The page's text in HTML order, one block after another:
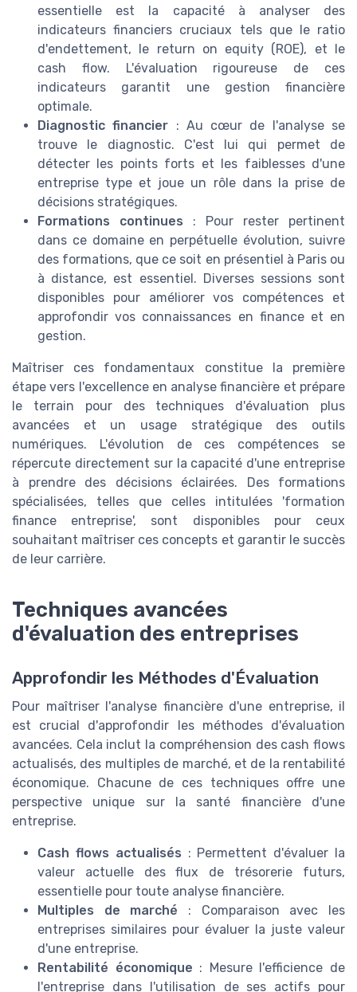
essentielle est la capacité à analyser des
indicateurs financiers cruciaux tels que le ratio
d'endettement, le return on equity (ROE), et le
cash flow. L'évaluation rigoureuse de ces
indicateurs garantit une gestion financière
optimale.
Diagnostic financier : Au cœur de l'analyse se
trouve le diagnostic. C'est lui qui permet de
détecter les points forts et les faiblesses d'une
entreprise type et joue un rôle dans la prise de
décisions stratégiques.
Formations continues : Pour rester pertinent
dans ce domaine en perpétuelle évolution, suivre
des formations, que ce soit en présentiel à Paris ou
à distance, est essentiel. Diverses sessions sont
disponibles pour améliorer vos compétences et
approfondir vos connaissances en finance et en
gestion.
Maîtriser ces fondamentaux constitue la première
étape vers l'excellence en analyse financière et prépare
le terrain pour des techniques d'évaluation plus
avancées et un usage stratégique des outils
numériques. L'évolution de ces compétences se
répercute directement sur la capacité d'une entreprise
à prendre des décisions éclairées. Des formations
spécialisées, telles que celles intitulées 'formation
finance entreprise', sont disponibles pour ceux
souhaitant maîtriser ces concepts et garantir le succès
de leur carrière.
Techniques avancées
d'évaluation des entreprises
Approfondir les Méthodes d'Évaluation
Pour maîtriser l'analyse financière d'une entreprise, il
est crucial d'approfondir les méthodes d'évaluation
avancées. Cela inclut la compréhension des cash flows
actualisés, des multiples de marché, et de la rentabilité
économique. Chacune de ces techniques offre une
perspective unique sur la santé financière d'une
entreprise.
Cash flows actualisés : Permettent d'évaluer la
valeur actuelle des flux de trésorerie futurs,
essentielle pour toute analyse financière.
Multiples de marché : Comparaison avec les
entreprises similaires pour évaluer la juste valeur
d'une entreprise.
Rentabilité économique : Mesure l'efficience de
l'entreprise dans l'utilisation de ses actifs pour